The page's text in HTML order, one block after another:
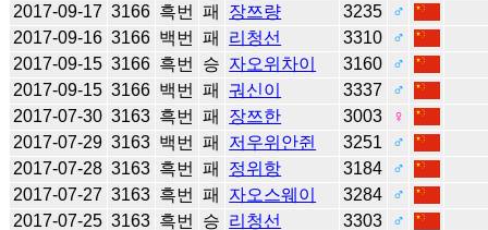
2017-09-17 3166 흑번 패 장쯔량 3235
♂
2017-09-16 3166 백번 패 리청선 3310
♂
2017-09-15 3166 흑번 승 자오위차이 3160
♂
2017-09-15 3166 백번 패 궈신이 3337
♂
2017-07-30 3163 흑번 패 장쯔한 3003
♀
2017-07-29 3163 백번 패 저우위안쥔 3251
♂
2017-07-28 3163 흑번 패 정위항 3184
♂
2017-07-27 3163 흑번 패 자오스웨이 3284
♂
2017-07-25 3163 흑번 승 리청선 3303
♂